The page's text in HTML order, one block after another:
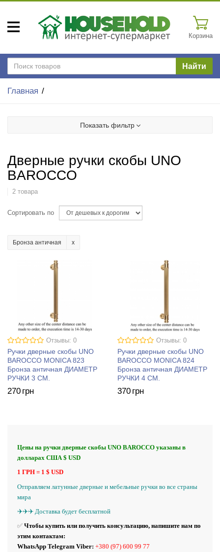
Корзина
Найти
Главная
Показать фильтр
Дверные ручки скобы UNO
BAROCCO
2 товара
Сортировать по
Бронза античная
Отзывы: 0
Ручки дверные скобы UNO
BAROCCO MONICA 823
Бронза античная ДИАМЕТР
РУЧКИ 3 СМ.
270 грн
Отзывы: 0
Ручки дверные скобы UNO
BAROCCO MONICA 824
Бронза античная ДИАМЕТР
РУЧКИ 4 СМ.
370 грн
Цены на ручки дверные скобы UNO BAROCCO указаны в
долларах США $ USD
1 ГРН = 1 $ USD
Отправляем латунные дверные и мебельные ручки во все страны
мира
✈️✈️✈️ Доставка будет бесплатной
✅ Чтобы купить или получить консультацию, напишите нам по
этим контактам:
WhatsApp Telegram Viber: +380 (97) 600 99 77